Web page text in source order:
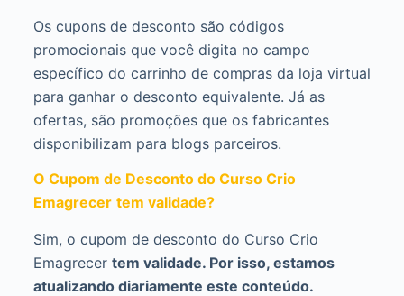
Os cupons de desconto são códigos
promocionais que você digita no campo
específico do carrinho de compras da loja virtual
para ganhar o desconto equivalente. Já as
ofertas, são promoções que os fabricantes
disponibilizam para blogs parceiros.
O Cupom de Desconto do Curso Crio
Emagrecer tem validade?
Sim, o cupom de desconto do Curso Crio
Emagrecer tem validade. Por isso, estamos
atualizando diariamente este conteúdo.